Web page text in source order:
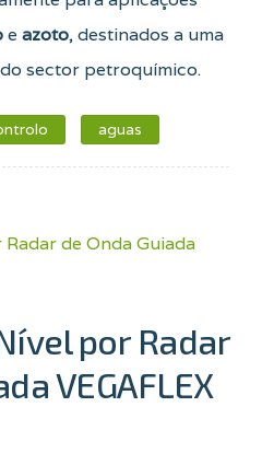
e azoto, destinados a uma
sector petroquímico.
aguas
por Radar
VEGAFLEX